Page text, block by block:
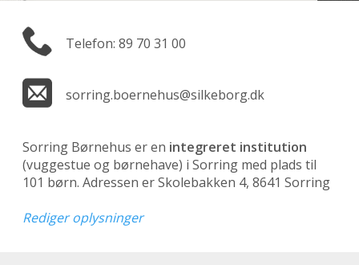
Telefon: 89 70 31 00
sorring.boernehus@silkeborg.dk
Sorring Børnehus er en integreret institution
(vuggestue og børnehave) i Sorring med plads til
101 børn. Adressen er Skolebakken 4, 8641 Sorring
Rediger oplysninger